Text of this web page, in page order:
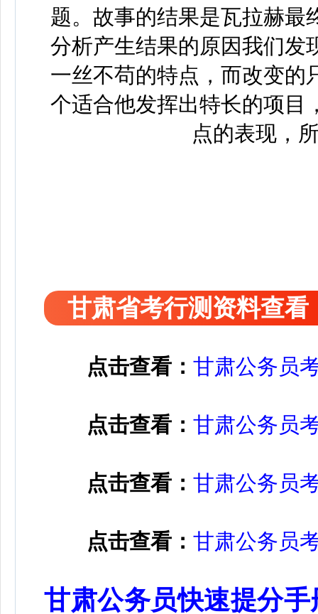
题。故事的结果是瓦拉赫最
分析产生结果的原因我们发
一丝不苟的特点，而改变的
个适合他发挥出特长的项目
点的表现，
甘肃省考行测资料查看
点击查看： 甘肃公务员
点击查看： 甘肃公务员
点击查看： 甘肃公务员
点击查看： 甘肃公务员
甘肃公务员快速提分手